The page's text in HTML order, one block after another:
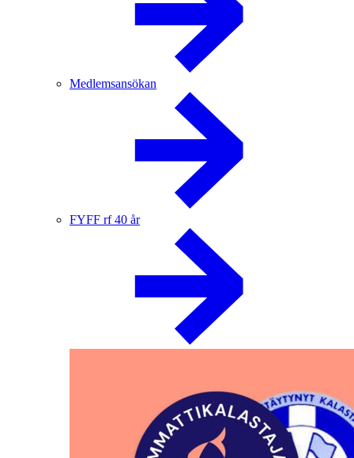
Medlemsansökan
FYFF rf 40 år